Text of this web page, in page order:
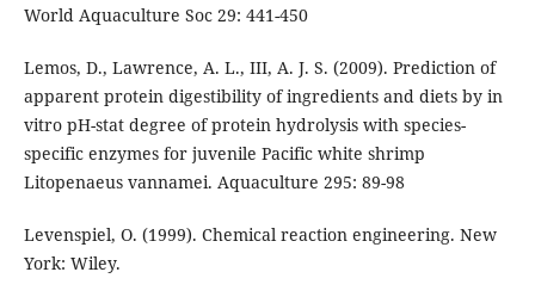
World Aquaculture Soc 29: 441-450
Lemos, D., Lawrence, A. L., III, A. J. S. (2009). Prediction of
apparent protein digestibility of ingredients and diets by in
vitro pH-stat degree of protein hydrolysis with species-
specific enzymes for juvenile Pacific white shrimp
Litopenaeus vannamei. Aquaculture 295: 89-98
Levenspiel, O. (1999). Chemical reaction engineering. New
York: Wiley.